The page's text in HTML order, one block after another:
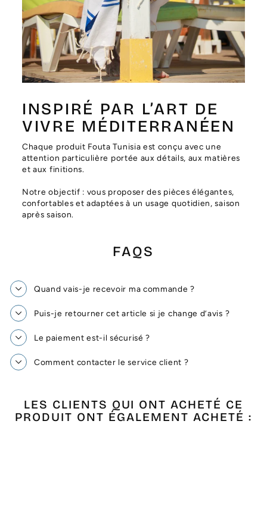
INSPIRÉ PAR L’ART DE
VIVRE MÉDITERRANÉEN
Chaque produit Fouta Tunisia est conçu avec une
attention particulière portée aux détails, aux matières
et aux finitions.
Notre objectif : vous proposer des pièces élégantes,
confortables et adaptées à un usage quotidien, saison
après saison.
FAQS
Quand vais-je recevoir ma commande ?
Puis-je retourner cet article si je change d’avis ?
Le paiement est-il sécurisé ?
Comment contacter le service client ?
LES CLIENTS QUI ONT ACHETÉ CE
PRODUIT ONT ÉGALEMENT ACHETÉ :